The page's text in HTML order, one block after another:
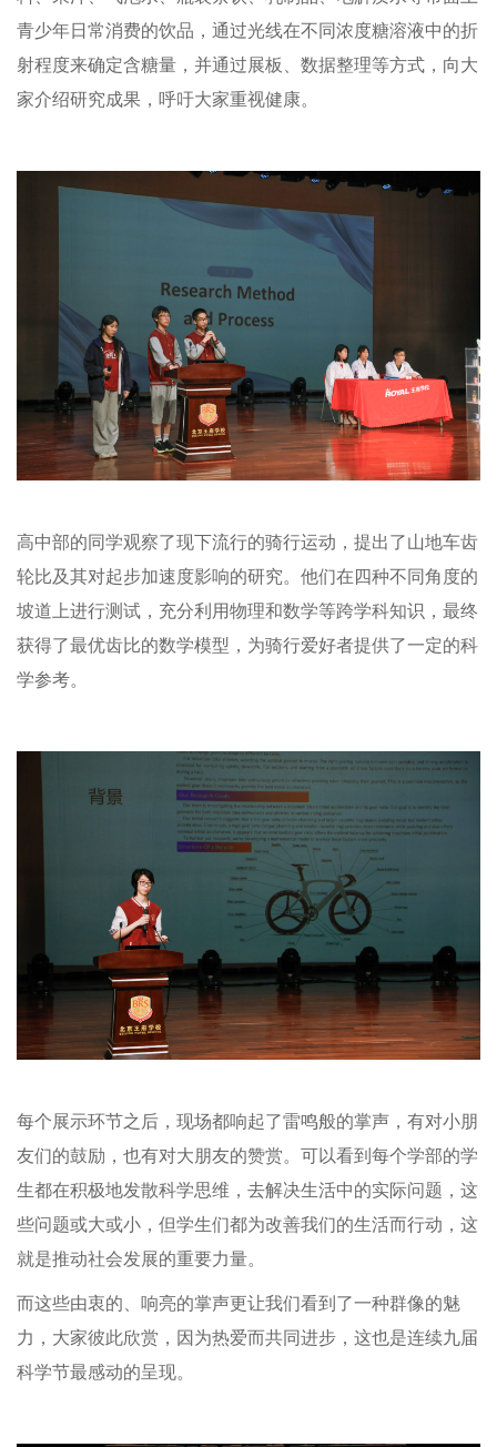
青少年日常消费的饮品，通过光线在不同浓度糖溶液中的折
射程度来确定含糖量，并通过展板、数据整理等方式，向大
家介绍研究成果，呼吁大家重视健康。
高中部的同学观察了现下流行的骑行运动，提出了山地车齿
轮比及其对起步加速度影响的研究。他们在四种不同角度的
坡道上进行测试，充分利用物理和数学等跨学科知识，最终
获得了最优齿比的数学模型，为骑行爱好者提供了一定的科
学参考。
每个展示环节之后，现场都响起了雷鸣般的掌声，有对小朋
友们的鼓励，也有对大朋友的赞赏。可以看到每个学部的学
生都在积极地发散科学思维，去解决生活中的实际问题，这
些问题或大或小，但学生们都为改善我们的生活而行动，这
就是推动社会发展的重要力量。
而这些由衷的、响亮的掌声更让我们看到了一种群像的魅
力，大家彼此欣赏，因为热爱而共同进步，这也是连续九届
科学节最感动的呈现。